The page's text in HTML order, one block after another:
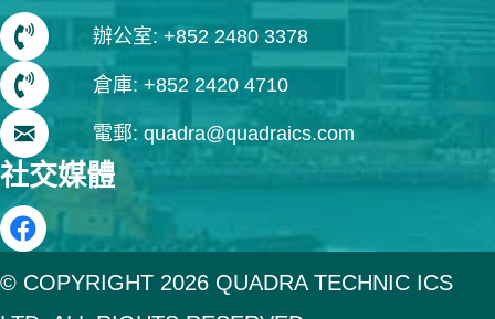
辦公室: +852 2480 3378
倉庫: +852 2420 4710
電郵: quadra@quadraics.com
社交媒體
© COPYRIGHT 2026 QUADRA TECHNIC ICS